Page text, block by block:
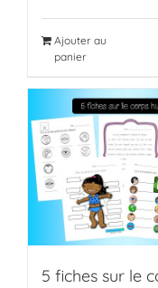
Ajouter au
panier
5 fiches sur le